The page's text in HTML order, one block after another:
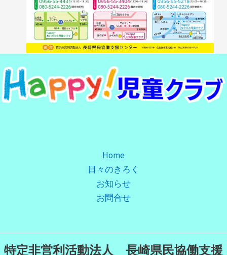
Home
日々のきろく
お知らせ
お問合せ
特定非営利活動法人 長崎県民協働支援